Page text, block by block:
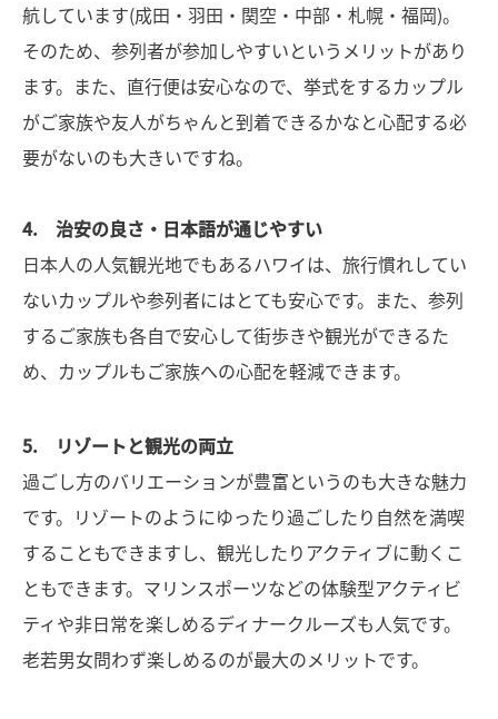
航しています(成田・羽田・関空・中部・札幌・福岡)。
そのため、参列者が参加しやすいというメリットがあり
ます。また、直行便は安心なので、挙式をするカップル
がご家族や友人がちゃんと到着できるかなと心配する必
要がないのも大きいですね。
4. 治安の良さ・日本語が通じやすい
日本人の人気観光地でもあるハワイは、旅行慣れしてい
ないカップルや参列者にはとても安心です。また、参列
するご家族も各自で安心して街歩きや観光ができるた
め、カップルもご家族への心配を軽減できます。
5. リゾートと観光の両立
過ごし方のバリエーションが豊富というのも大きな魅力
です。リゾートのようにゆったり過ごしたり自然を満喫
することもできますし、観光したりアクティブに動くこ
ともできます。マリンスポーツなどの体験型アクティビ
ティや非日常を楽しめるディナークルーズも人気です。
老若男女問わず楽しめるのが最大のメリットです。